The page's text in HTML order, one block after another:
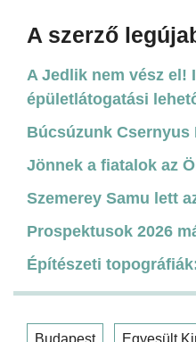
A szerző
A Jedlik nem vész el!
épületlátogatási
Búcsúzunk Csernyus
Jönnek a fiatalok az
Szemerey Samu lett
Prospektusok 2026
Építészeti
Budapest Egyesült